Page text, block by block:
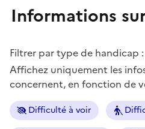
Informations
Filtrer par type de handicap :
Affichez uniquement les
concernent, en fonction de
Difficulté à voir